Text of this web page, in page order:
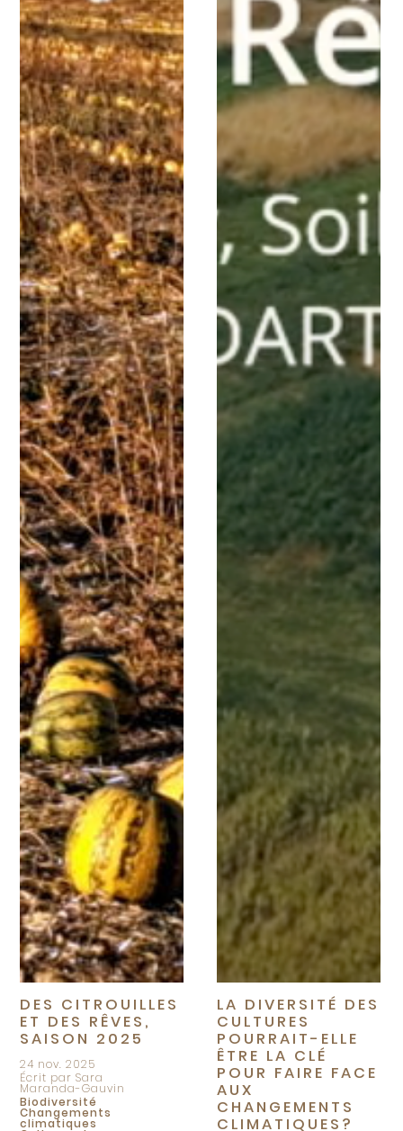
DES CITROUILLES
ET DES RÊVES,
SAISON 2025
24 nov. 2025
Écrit par Sara
Maranda-Gauvin
Biodiversité
Changements
climatiques
LA DIVERSITÉ DES
CULTURES
POURRAIT-ELLE
ÊTRE LA CLÉ
POUR FAIRE FACE
AUX
CHANGEMENTS
CLIMATIQUES?